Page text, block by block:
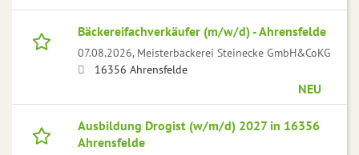
Bäckereifachverkäufer (m/w/d) - Ahrensfelde
07.08.2026, Meisterbäckerei Steinecke GmbH&CoKG
16356 Ahrensfelde
NEU
Ausbildung Drogist (w/m/d) 2027 in 16356
Ahrensfelde